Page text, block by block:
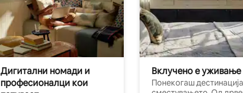
Дигитални номади и
професионалци кои
Вклучено е уживање
Понекогаш